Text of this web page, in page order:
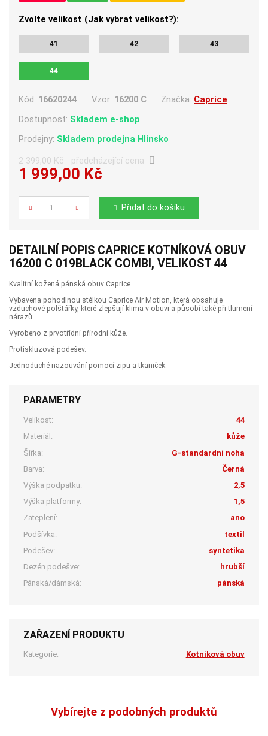
Zvolte velikost (Jak vybrat velikost?):
41 42 43
44
Kód: 16620244 Vzor: 16200 C Značka: Caprice
Dostupnost: Skladem e-shop
Prodejny: Skladem prodejna Hlinsko
2 399,00 Kč předcházející cena
1 999,00 Kč
Počet
Přidat do košíku
DETAILNÍ POPIS CAPRICE KOTNÍKOVÁ OBUV
16200 C 019BLACK COMBI, VELIKOST 44
Kvalitní kožená pánská obuv Caprice.
Vybavena pohodlnou stélkou Caprice Air Motion, která obsahuje
vzduchové polštářky, které zlepšují klima v obuvi a působí také při tlumení
nárazů.
Vyrobeno z prvotřídní přírodní kůže.
Protiskluzová podešev.
Jednoduché nazouvání pomocí zipu a tkaniček.
PARAMETRY
Velikost:
44
Materiál:
kůže
Šířka:
G-standardní noha
Barva:
Černá
Výška podpatku:
2,5
Výška platformy:
1,5
Zateplení:
ano
Podšívka:
textil
Podešev:
syntetika
Dezén podešve:
hrubší
Pánská/dámská:
pánská
ZAŘAZENÍ PRODUKTU
Kategorie: Kotníková obuv
Vybírejte z podobných produktů